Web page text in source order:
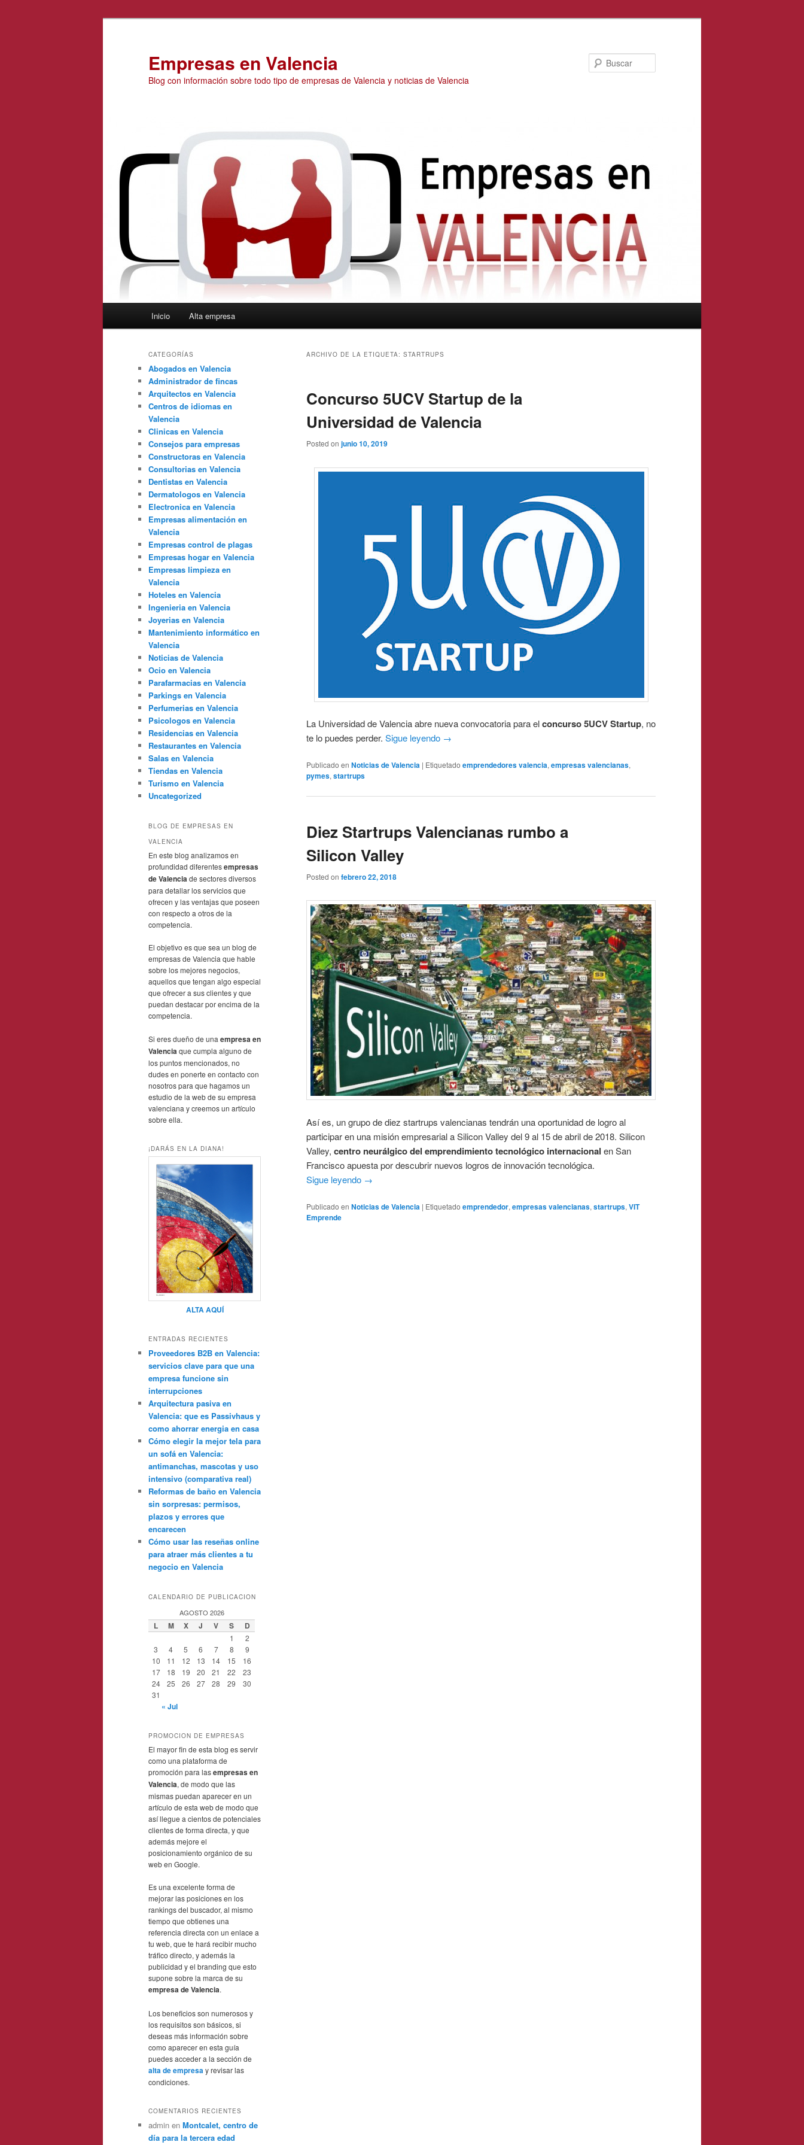
Empresas en Valencia
Blog con información sobre todo tipo de empresas de Valencia y noticias de Valencia
Inicio Alta empresa
ARCHIVO DE LA ETIQUETA: STARTRUPS
Concurso 5UCV Startup de la
Universidad de Valencia
Posted on junio 10, 2019
La Universidad de Valencia abre nueva convocatoria para elconcurso 5UCV Startup, no
te lo puedes perder. Sigue leyendo →
Publicado en Noticias de Valencia | Etiquetado emprendedores valencia, empresas valencianas,
pymes, startrups
Diez Startrups Valencianas rumbo a
Silicon Valley
Posted on febrero 22, 2018
Así es, un grupo de diez startrups valencianas tendrán una oportunidad de logro al
participar en una misión empresarial a Silicon Valley del 9 al 15 de abril de 2018. Silicon
Valley, centro neurálgico del emprendimiento tecnológico internacional en San
Francisco apuesta por descubrir nuevos logros de innovación tecnológica.
Sigue leyendo →
Publicado en Noticias de Valencia | Etiquetado emprendedor, empresas valencianas, startrups, VIT
Emprende
CATEGORÍAS
Abogados en Valencia
Administrador de fincas
Arquitectos en Valencia
Centros de idiomas en
Valencia
Clinicas en Valencia
Consejos para empresas
Constructoras en Valencia
Consultorias en Valencia
Dentistas en Valencia
Dermatologos en Valencia
Electronica en Valencia
Empresas alimentación en
Valencia
Empresas control de plagas
Empresas hogar en Valencia
Empresas limpieza en
Valencia
Hoteles en Valencia
Ingenieria en Valencia
Joyerias en Valencia
Mantenimiento informático en
Valencia
Noticias de Valencia
Ocio en Valencia
Parafarmacias en Valencia
Parkings en Valencia
Perfumerias en Valencia
Psicologos en Valencia
Residencias en Valencia
Restaurantes en Valencia
Salas en Valencia
Tiendas en Valencia
Turismo en Valencia
Uncategorized
BLOG DE EMPRESAS EN
VALENCIA
En este blog analizamos en
profundidad diferentesempresas
de Valenciade sectores diversos
para detallar los servicios que
ofrecen y las ventajas que poseen
con respecto a otros de la
competencia.
El objetivo es que sea un blog de
empresas de Valencia que hable
sobre los mejores negocios,
aquellos que tengan algo especial
que ofrecer a sus clientes y que
puedan destacar por encima de la
competencia.
Si eres dueño de una empresa en
Valenciaque cumpla alguno de
los puntos mencionados, no
dudes en ponerte en contacto con
nosotros para que hagamos un
estudio de la web de su empresa
valenciana y creemos un artículo
sobre ella.
¡DARÁS EN LA DIANA!
ALTA AQUÍ
ENTRADAS RECIENTES
Proveedores B2B en Valencia:
servicios clave para que una
empresa funcione sin
interrupciones
Arquitectura pasiva en
Valencia: que es Passivhaus y
como ahorrar energia en casa
Cómo elegir la mejor tela para
un sofá en Valencia:
antimanchas, mascotas y uso
intensivo (comparativa real)
Reformas de baño en Valencia
sin sorpresas: permisos,
plazos y errores que
encarecen
Cómo usar las reseñas online
para atraer más clientes a tu
negocio en Valencia
CALENDARIO DE PUBLICACION
AGOSTO 2026
L M X J V S D
1
2
3
4 5 6 7 8
9
10
11 12 13 14 15
16
17
18 19 20 21 22
23
24
25 26 27 28 29
30
31
« Jul
PROMOCION DE EMPRESAS
El mayor fin de esta blog es servir
como una plataforma de
promoción para lasempresas en
Valencia, de modo que las
mismas puedan aparecer en un
artículo de esta web de modo que
así llegue a cientos de potenciales
clientes de forma directa, y que
además mejore el
posicionamiento orgánico de su
web en Google.
Es una excelente forma de
mejorar las posiciones en los
rankings del buscador, al mismo
tiempo que obtienes una
referencia directa con un enlace a
tu web, que te hará recibir mucho
tráfico directo, y además la
publicidad y el branding que esto
supone sobre la marca de su
empresa de Valencia.
Los beneficios son numerosos y
los requisitos son básicos, si
deseas más información sobre
como aparecer en esta guía
puedes acceder a la sección de
alta de empresay revisar las
condiciones.
COMENTARIOS RECIENTES
admin en Montcalet, centro de
día para la tercera edad